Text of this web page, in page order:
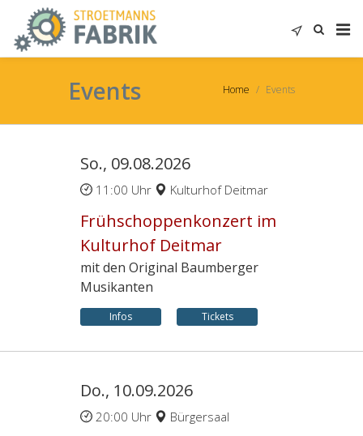
Events Home Events
So., 09.08.2026
11:00 Uhr Kulturhof Deitmar
Frühschoppenkonzert im
Kulturhof Deitmar
mit den Original Baumberger
Musikanten
Infos Tickets
Do., 10.09.2026
20:00 Uhr Bürgersaal